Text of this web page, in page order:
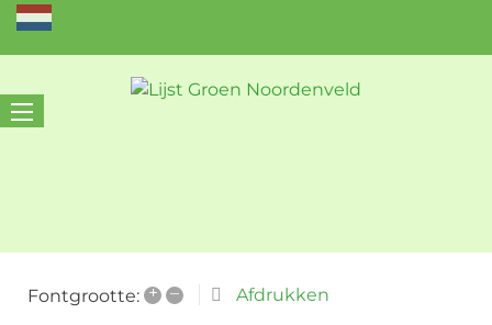
Fontgrootte: + – Afdrukken